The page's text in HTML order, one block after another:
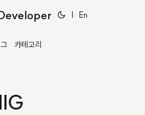
| En
카테고리